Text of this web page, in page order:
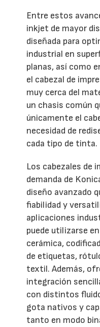
Entre estos
inkjet de mayor
diseñada para
industrial en
planas, así como
el cabezal de
muy cerca del
un chasis común
únicamente el
necesidad de
cada tipo de tinta.
Los cabezales de
demanda de
diseño avanzado
fiabilidad y
aplicaciones
puede utilizarse
cerámica,
de etiquetas,
textil. Además,
integración
con distintos
gota nativos y
tanto en modo